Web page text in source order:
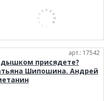
арт.: 17542
присядете?
Шипошина. Андрей